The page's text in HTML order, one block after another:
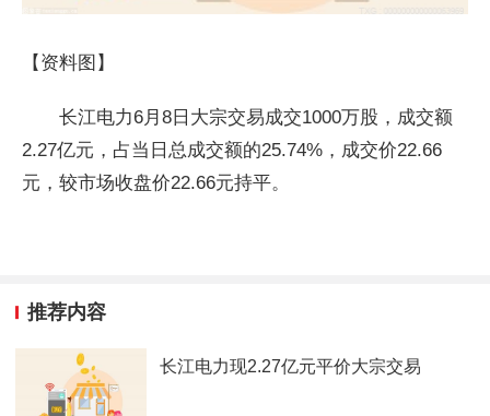
【资料图】
长江电力6月8日大宗交易成交1000万股，成交额
2.27亿元，占当日总成交额的25.74%，成交价22.66
元，较市场收盘价22.66元持平。
推荐内容
长江电力现2.27亿元平价大宗交易